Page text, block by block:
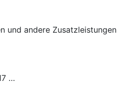
und andere Zusatzleistungen
…